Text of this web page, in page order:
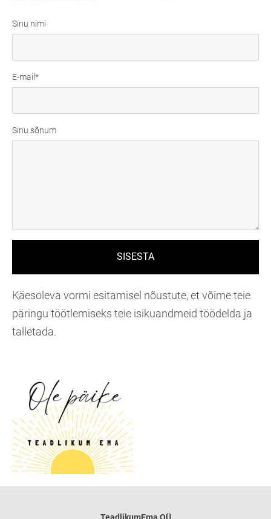
Sinu nimi
E-mail
Sinu sõnum
Käesoleva vormi esitamisel nõustute, et võime teie
päringu töötlemiseks teie isikuandmeid töödelda ja
talletada.